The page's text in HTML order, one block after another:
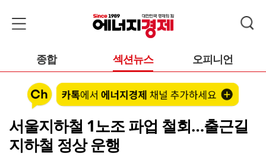
종합 섹션뉴스 오피니언
서울지하철 1노조 파업 철회…출근길
지하철 정상 운행